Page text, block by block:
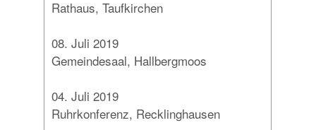
Rathaus, Taufkirchen
08. Juli 2019
Gemeindesaal, Hallbergmoos
04. Juli 2019
Ruhrkonferenz, Recklinghausen